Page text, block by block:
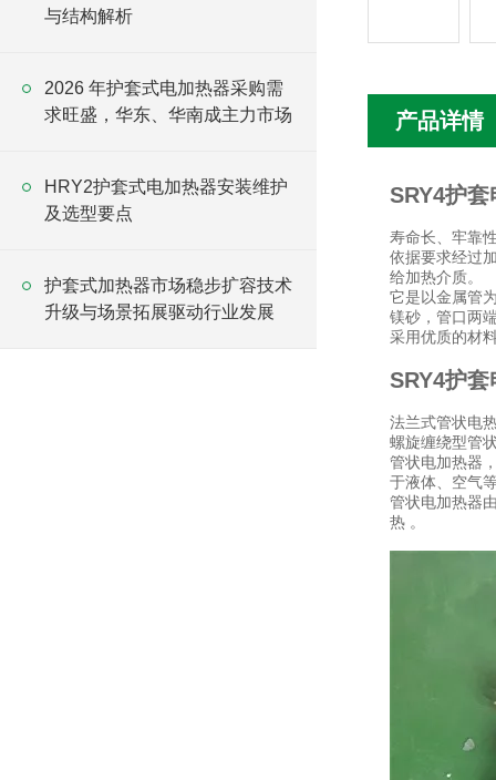
与结构解析
2026 年护套式电加热器采购需
求旺盛，华东、华南成主力市场
HRY2护套式电加热器安装维护
及选型要点
护套式加热器市场稳步扩容技术
升级与场景拓展驱动行业发展
产品详情
SRY4护
寿命长、牢靠
依据要求经过
给加热介质。
它是以金属管
镁砂，管口两
采用优质的材
SRY4护
法兰式管状电
螺旋缠绕型管
管状电加热器
于液体、空气
管状电加热器
热 。